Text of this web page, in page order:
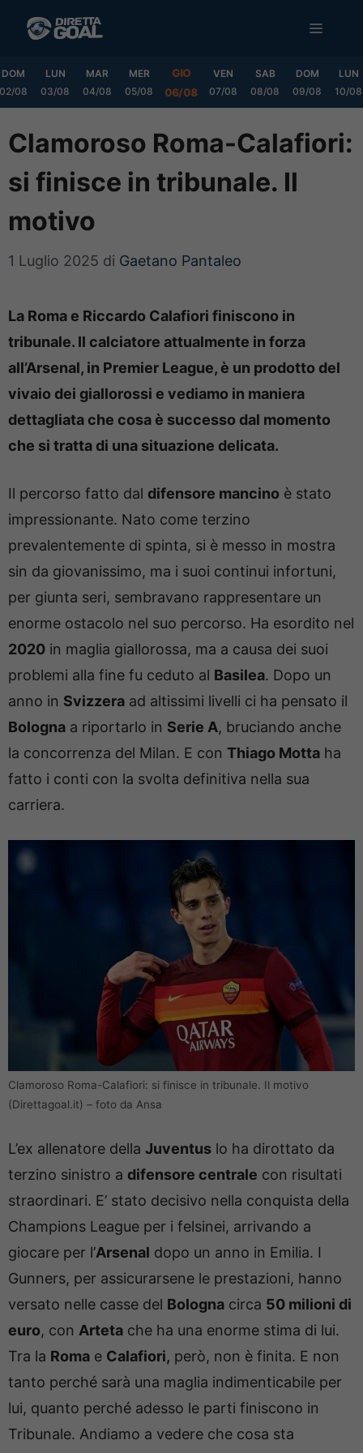
MENU
DOM
02/08
LUN
03/08
MAR
04/08
MER
05/08
GIO
06/08
VEN
07/08
SAB
08/08
DOM
09/08
LUN
10/08
Clamoroso Roma-Calafiori:
si finisce in tribunale. Il
motivo
1 Luglio 2025 di Gaetano Pantaleo
La Roma e Riccardo Calafiori finiscono in
tribunale. Il calciatore attualmente in forza
all’Arsenal, in Premier League, è un prodotto del
vivaio dei giallorossi e vediamo in maniera
dettagliata che cosa è successo dal momento
che si tratta di una situazione delicata.
Il percorso fatto dal difensore mancino è stato
impressionante. Nato come terzino
prevalentemente di spinta, si è messo in mostra
sin da giovanissimo, ma i suoi continui infortuni,
per giunta seri, sembravano rappresentare un
enorme ostacolo nel suo percorso. Ha esordito nel
2020 in maglia giallorossa, ma a causa dei suoi
problemi alla fine fu ceduto al Basilea. Dopo un
anno in Svizzera ad altissimi livelli ci ha pensato il
Bologna a riportarlo in Serie A, bruciando anche
la concorrenza del Milan. E con Thiago Motta ha
fatto i conti con la svolta definitiva nella sua
carriera.
Clamoroso Roma-Calafiori: si finisce in tribunale. Il motivo
(Direttagoal.it) – foto da Ansa
L’ex allenatore della Juventus lo ha dirottato da
terzino sinistro a difensore centrale con risultati
straordinari. E’ stato decisivo nella conquista della
Champions League per i felsinei, arrivando a
giocare per l’Arsenal dopo un anno in Emilia. I
Gunners, per assicurarsene le prestazioni, hanno
versato nelle casse del Bologna circa 50 milioni di
euro, con Arteta che ha una enorme stima di lui.
Tra la Roma e Calafiori, però, non è finita. E non
tanto perché sarà una maglia indimenticabile per
lui, quanto perché adesso le parti finiscono in
Tribunale. Andiamo a vedere che cosa sta